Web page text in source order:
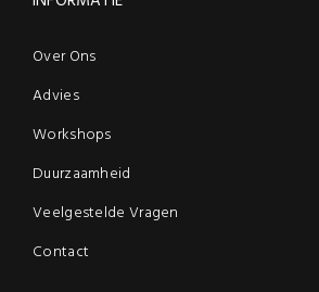
Over Ons
Advies
Workshops
Duurzaamheid
Veelgestelde Vragen
Contact